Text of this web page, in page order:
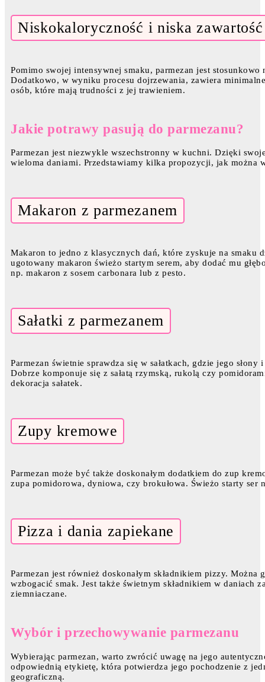
Niskokaloryczność i niska
Pomimo swojej intensywnej smaku, parmezan jest
Dodatkowo, w wyniku procesu dojrzewania, zawiera
osób, które mają trudności z jej trawieniem.
Jakie potrawy pasują do parmezanu?
Parmezan jest niezwykle wszechstronny w kuchni. Dzięki
wieloma daniami. Przedstawiamy kilka propozycji, jak można
Makaron z parmezanem
Makaron to jedno z klasycznych dań, które zyskuje na smaku
ugotowany makaron świeżo startym serem, aby dodać mu
np. makaron z sosem carbonara lub z pesto.
Sałatki z parmezanem
Parmezan świetnie sprawdza się w sałatkach, gdzie jego
Dobrze komponuje się z sałatą rzymską, rukolą czy
dekoracja sałatek.
Zupy kremowe
Parmezan może być także doskonałym dodatkiem do zup
zupa pomidorowa, dyniowa, czy brokułowa. Świeżo starty ser
Pizza i dania zapiekane
Parmezan jest również doskonałym składnikiem pizzy.
wzbogacić smak. Jest także świetnym składnikiem w daniach
ziemniaczane.
Wybór i przechowywanie parmezanu
Wybierając parmezan, warto zwrócić uwagę na jego
odpowiednią etykietę, która potwierdza jego pochodzenie z
geograficzną.